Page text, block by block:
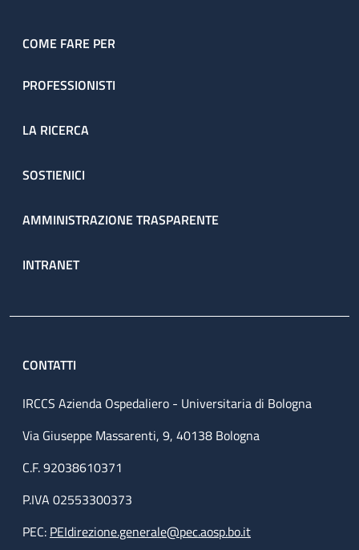
COME FARE PER
PROFESSIONISTI
LA RICERCA
SOSTIENICI
AMMINISTRAZIONE TRASPARENTE
INTRANET
CONTATTI
IRCCS Azienda Ospedaliero - Universitaria di Bologna
Via Giuseppe Massarenti, 9, 40138 Bologna
C.F. 92038610371
P.IVA 02553300373
PEC: PEIdirezione.generale@pec.aosp.bo.it